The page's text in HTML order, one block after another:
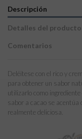
Descripción
Detalles del producto
Comentarios
Deléitese con el rico y
para obtener un sabor
utilizarlo como
sabor a cacao se acentúa
realmente deliciosa.